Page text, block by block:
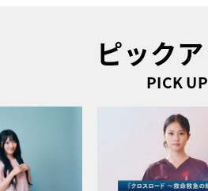
ピック
PICK UP